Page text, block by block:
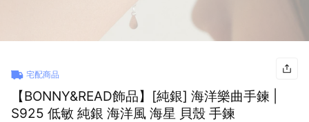
宅配商品
【BONNY&READ飾品】[純銀] 海洋樂曲手鍊 |
S925 低敏 純銀 海洋風 海星 貝殼 手鍊